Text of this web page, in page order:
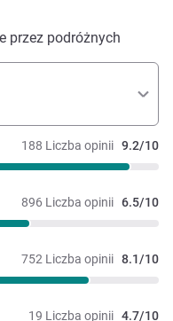
przez podróżnych
188 Liczba opinii 9.2/10
896 Liczba opinii 6.5/10
752 Liczba opinii 8.1/10
19 Liczba opinii 4.7/10